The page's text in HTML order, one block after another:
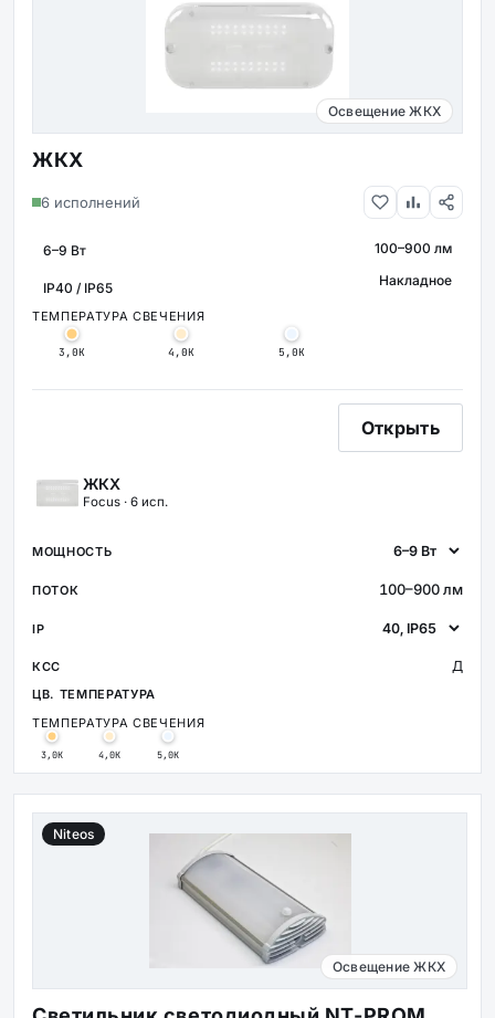
Освещение ЖКХ
ЖКХ
6 исполнений
МОЩНОСТЬ СВЕТОВОЙ
100–900 лм
ЗАЩИТА
Накладное
ТЕМПЕРАТУРА СВЕЧЕНИЯ
3,0К 4,0К 5,0К
Открыть
ЖКХ
Focus · 6 исп.
100–900 лм
Д
ТЕМПЕРАТУРА СВЕЧЕНИЯ
3,0К 4,0К 5,0К
Niteos
Освещение ЖКХ